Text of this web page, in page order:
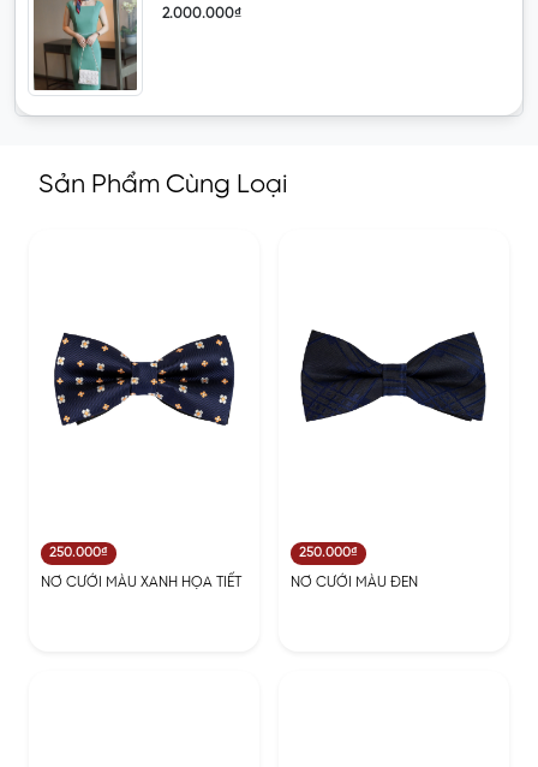
2.000.000₫
Sản Phẩm Cùng Loại
250.000₫
NƠ CƯỚI MÀU XANH HỌA TIẾT
250.000₫
NƠ CƯỚI MÀU ĐEN